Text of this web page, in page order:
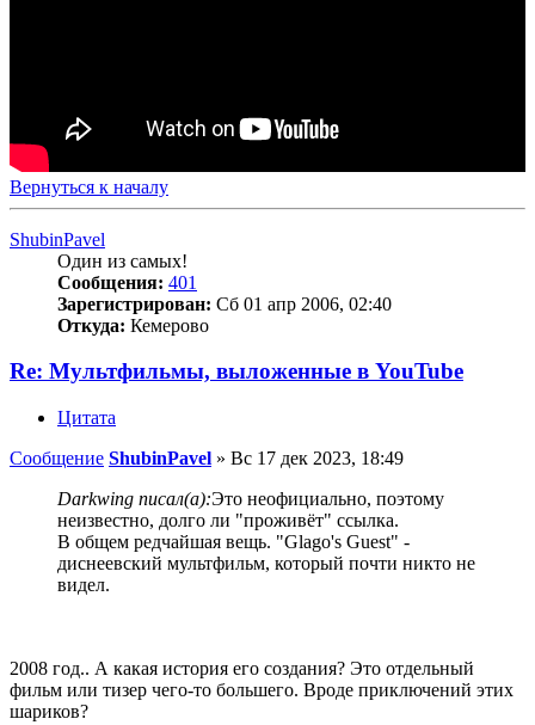
Вернуться к началу
ShubinPavel
Один из самых!
Сообщения: 401
Зарегистрирован: Сб 01 апр 2006, 02:40
Откуда: Кемерово
Re: Мультфильмы, выложенные в YouTube
Цитата
Сообщение ShubinPavel » Вс 17 дек 2023, 18:49
Darkwing писал(а):Это неофициально, поэтому
неизвестно, долго ли "проживёт" ссылка.
В общем редчайшая вещь. "Glago's Guest" -
диснеевский мультфильм, который почти никто не
видел.
2008 год.. А какая история его создания? Это отдельный
фильм или тизер чего-то большего. Вроде приключений этих
шариков?